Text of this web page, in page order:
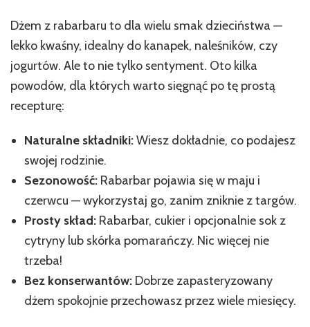
Dżem z rabarbaru to dla wielu smak dzieciństwa —
lekko kwaśny, idealny do kanapek, naleśników, czy
jogurtów. Ale to nie tylko sentyment. Oto kilka
powodów, dla których warto sięgnąć po tę prostą
recepturę:
Naturalne składniki:Wiesz dokładnie, co podajesz
swojej rodzinie.
Sezonowość: Rabarbar pojawia się w maju i
czerwcu — wykorzystaj go, zanim zniknie z targów.
Prosty skład: Rabarbar, cukier i opcjonalnie sok z
cytryny lub skórka pomarańczy. Nic więcej nie
trzeba!
Bez konserwantów: Dobrze zapasteryzowany
dżem spokojnie przechowasz przez wiele miesięcy.